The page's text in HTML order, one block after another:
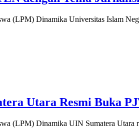
(LPM) Dinamika Universitas Islam
Utara Resmi Buka
(LPM) Dinamika UIN Sumatera